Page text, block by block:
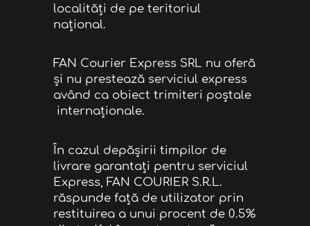
localităţi de pe teritoriul
naţional.
FAN Courier Express SRL nu oferă
și nu prestează serviciul express
având ca obiect trimiteri poștale
internaționale.
În cazul depăşirii timpilor de
livrare garantaţi pentru serviciul
Express, FAN COURIER S.R.L.
răspunde faţă de utilizator prin
restituirea a unui procent de 0.5%